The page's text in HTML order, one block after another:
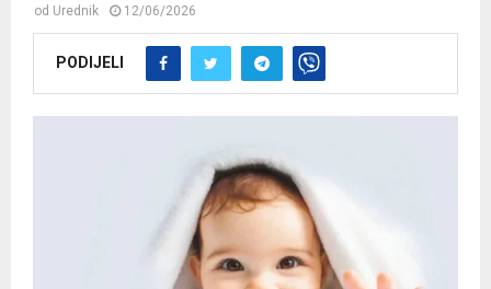
od Urednik 12/06/2026
PODIJELI